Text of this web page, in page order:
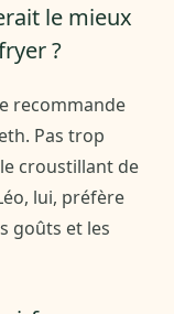
le mieux
?
recommande
Pas trop
croustillant de
lui, préfère
goûts et les